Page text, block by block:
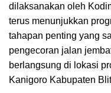
dilaksanakan oleh
terus menunjukkan
tahapan penting yang
pengecoran jalan
berlangsung di lokasi
Kanigoro Kabupaten